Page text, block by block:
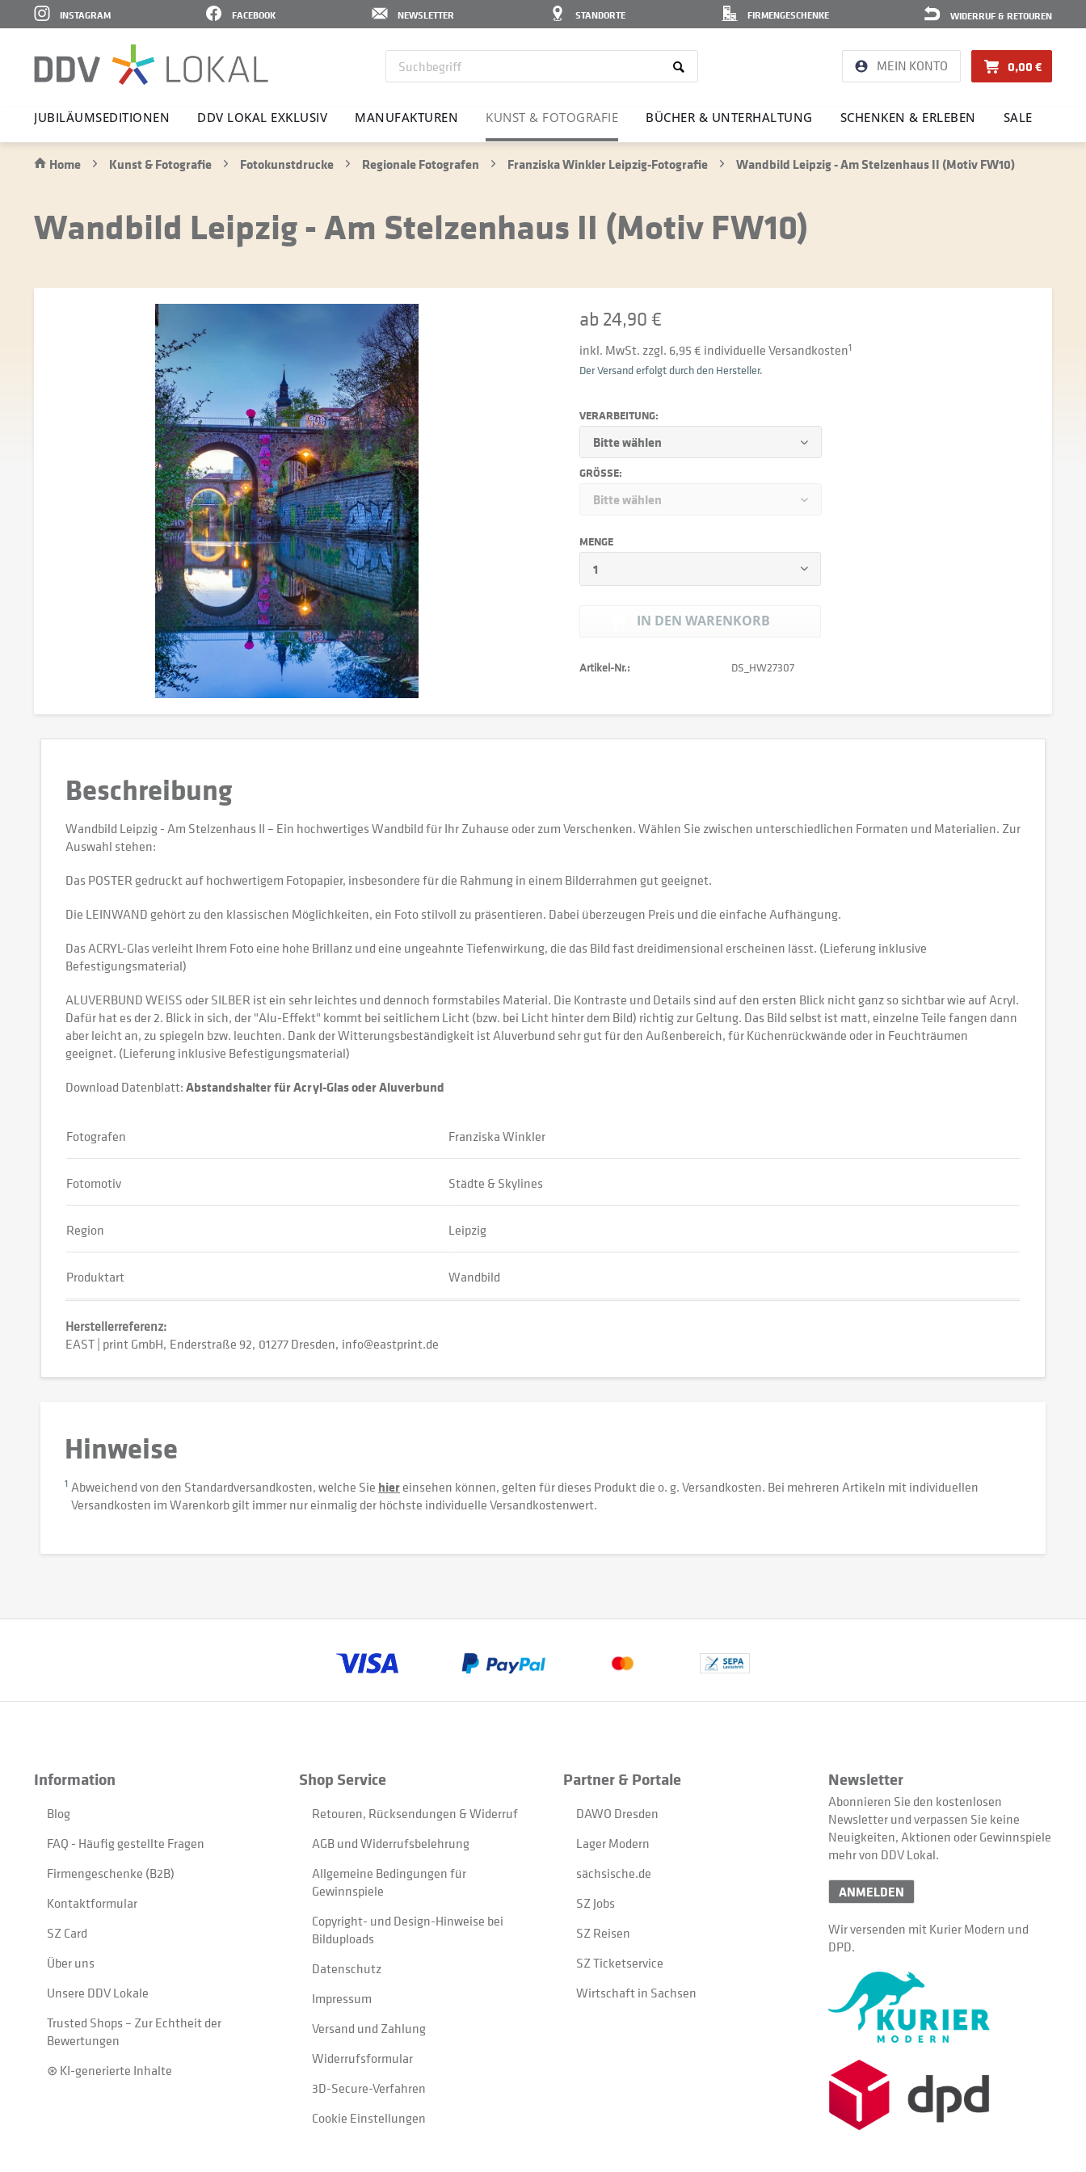
WIDERRUF & RETOUREN
FIRMENGESCHENKE
STANDORTE
NEWSLETTER
FACEBOOK
INSTAGRAM
MEIN KONTO 0,00 €
JUBI­LÄ­UMS­E­DI­TIONEN DDV LOKAL EXKLUSIV MANU­FAK­TUREN KUNST & FOTO­GRAFIE BÜCHER & UNTER­HAL­TUNG SCHENKEN & ERLEBEN SALE
Home Kunst & Fotografie Fotokunstdrucke Regionale Fotografen Franziska Winkler Leipzig-Fotografie Wandbild Leipzig - Am Stelzenhaus II (Motiv FW10)
Wandbild Leipzig - Am Stelzenhaus II (Motiv FW10)
ab 24,90 €
inkl. MwSt. zzgl. 6,95 € individuelle Versandkosten1
Der Versand erfolgt durch den Hersteller.
VERARBEITUNG:
GRÖSSE:
MENGE
IN DEN WARENKORB
Artikel-Nr.: DS_HW27307
Beschreibung
Wandbild Leipzig - Am Stelzenhaus II – Ein hochwertiges Wandbild für Ihr Zuhause oder zum Verschenken. Wählen Sie zwischen unterschiedlichen Formaten und Materialien. Zur
Auswahl stehen:
Das POSTER gedruckt auf hochwertigem Fotopapier, insbesondere für die Rahmung in einem Bilderrahmen gut geeignet.
Die LEINWAND gehört zu den klassischen Möglichkeiten, ein Foto stilvoll zu präsentieren. Dabei überzeugen Preis und die einfache Aufhängung.
Das ACRYL-Glas verleiht Ihrem Foto eine hohe Brillanz und eine ungeahnte Tiefenwirkung, die das Bild fast dreidimensional erscheinen lässt. (Lieferung inklusive
Befestigungsmaterial)
ALUVERBUND WEISS oder SILBER ist ein sehr leichtes und dennoch formstabiles Material. Die Kontraste und Details sind auf den ersten Blick nicht ganz so sichtbar wie auf Acryl.
Dafür hat es der 2. Blick in sich, der "Alu-Effekt" kommt bei seitlichem Licht (bzw. bei Licht hinter dem Bild) richtig zur Geltung. Das Bild selbst ist matt, einzelne Teile fangen dann
aber leicht an, zu spiegeln bzw. leuchten. Dank der Witterungsbeständigkeit ist Aluverbund sehr gut für den Außenbereich, für Küchenrückwände oder in Feuchträumen
geeignet. (Lieferung inklusive Befestigungsmaterial)
Download Datenblatt:Abstandshalter für Acryl-Glas oder Aluverbund
Fotografen Franziska Winkler
Fotomotiv Städte & Skylines
Region Leipzig
Produktart Wandbild
Herstellerreferenz:
EAST | print GmbH Enderstraße 92 01277 Dresden info@eastprint.de
Hinweise
1 Abweichend von den Standardversandkosten, welche Sie hiereinsehen können, gelten für dieses Produkt die o. g. Versandkosten. Bei mehreren Artikeln mit individuellen
Versandkosten im Warenkorb gilt immer nur einmalig der höchste individuelle Versandkostenwert.
Information
Blog
FAQ - Häufig gestellte Fragen
Firmengeschenke (B2B)
Kontaktformular
SZ Card
Über uns
Unsere DDV Lokale
Trusted Shops – Zur Echtheit der
Bewertungen
⊛ KI-generierte Inhalte
Shop Service
Retouren, Rücksendungen & Widerruf
AGB und Widerrufsbelehrung
Allgemeine Bedingungen für
Gewinnspiele
Copyright- und Design-Hinweise bei
Bilduploads
Datenschutz
Impressum
Versand und Zahlung
Widerrufsformular
3D-Secure-Verfahren
Cookie Einstellungen
Partner & Portale
DAWO Dresden
Lager Modern
sächsische.de
SZ Jobs
SZ Reisen
SZ Ticketservice
Wirtschaft in Sachsen
Newsletter
Abonnieren Sie den kostenlosen
Newsletter und verpassen Sie keine
Neuigkeiten, Aktionen oder Gewinnspiele
mehr von DDV Lokal.
ANMELDEN
Wir versenden mit Kurier Modern und
DPD.